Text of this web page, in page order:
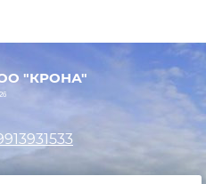
"КРОНА"